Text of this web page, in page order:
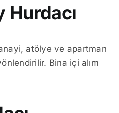
Hurdacı
atölye ve apartman
Bina içi alım